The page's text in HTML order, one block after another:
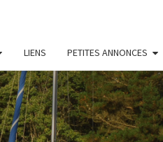
LIENS PETITES ANNONCES